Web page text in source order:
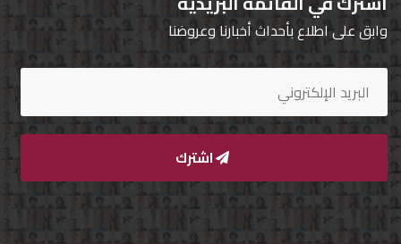
وابق على اطلاع بأحداث أخبارنا وعروضنا
اشترك